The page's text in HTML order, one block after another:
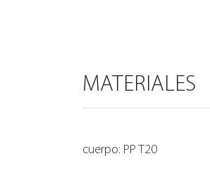
MATERIALES
cuerpo: PP T20